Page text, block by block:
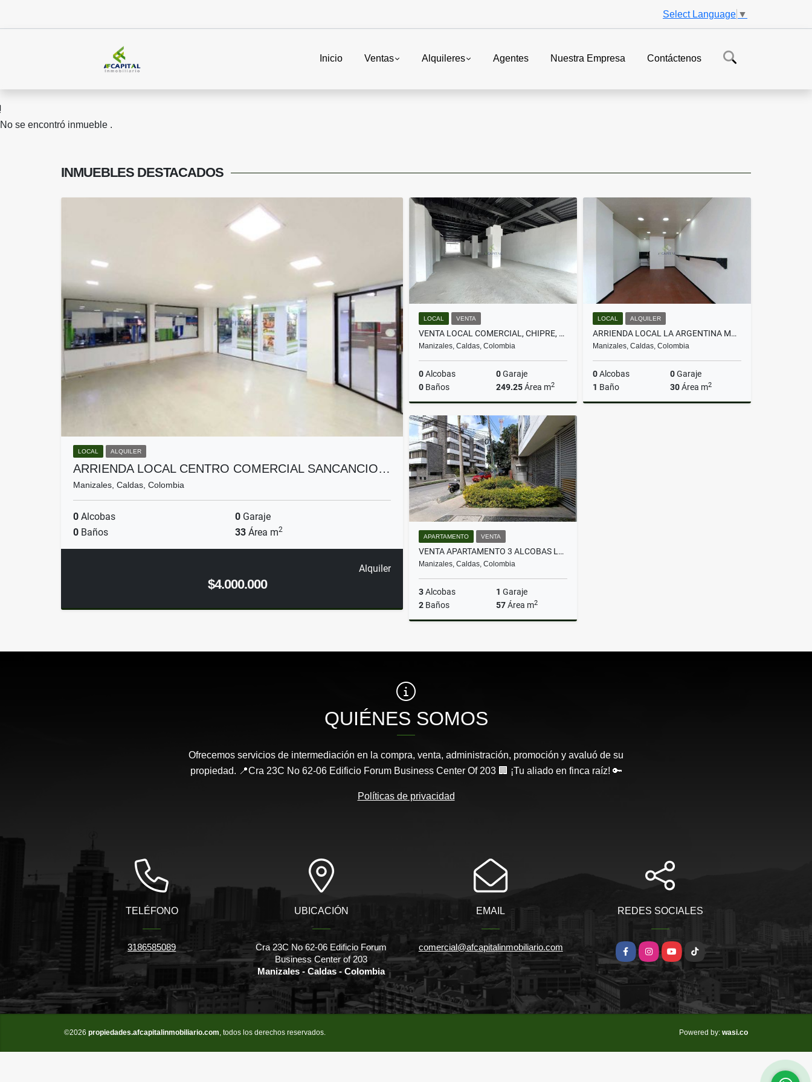
Select Language ▼
Inicio Ventas Alquileres Agentes Nuestra Empresa Contáctenos
No se encontró inmueble .
INMUEBLES DESTACADOS
LOCAL ALQUILER
ARRIENDA LOCAL CENTRO COMERCIAL SANCANCIO…
Manizales, Caldas, Colombia
0 Alcobas 0 Garaje
0 Baños 33 Área m2
Alquiler
$4.000.000
LOCAL VENTA
VENTA LOCAL COMERCIAL, CHIPRE, MANIZALES
Manizales, Caldas, Colombia
0Alcobas 0Garaje
0 Baños 249.25Área m2
Venta
$1.410.500.000
LOCAL ALQUILER
ARRIENDA LOCAL LA ARGENTINA MANIZALES
Manizales, Caldas, Colombia
0Alcobas 0Garaje
1 Baño 30Área m2
APARTAMENTO VENTA
VENTA APARTAMENTO 3 ALCOBAS LA FRANCIA MANIZALES
Manizales, Caldas, Colombia
3Alcobas 1 Garaje
2 Baños 57Área m2
$310.000.000
QUIÉNES SOMOS
Ofrecemos servicios de intermediación en la compra, venta, administración, promoción y avaluó de su
propiedad. 📍Cra 23C No 62-06 Edificio Forum Business Center Of 203 🏢 ¡Tu aliado en finca raíz! 🔑
Políticas de privacidad
TELÉFONO
3186585089
UBICACIÓN
Cra 23C No 62-06 Edificio Forum
Business Center of 203
Manizales - Caldas - Colombia
EMAIL
comercial@afcapitalinmobiliario.com
REDES SOCIALES
FacebookInstagramYouTube
TikTok
©2026 propiedades.afcapitalinmobiliario.com, todos los derechos reservados. Powered by: wasi.co